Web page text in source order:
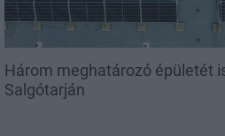
Három meghatározó épületét
Salgótarján